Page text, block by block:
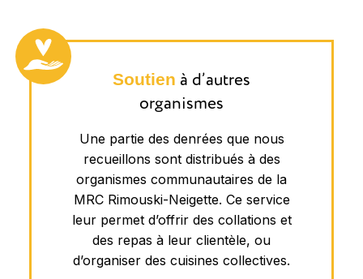
Soutien à d’autres
organismes
Une partie des denrées que nous
recueillons sont distribués à des
organismes communautaires de la
MRC Rimouski-Neigette. Ce service
leur permet d’offrir des collations et
des repas à leur clientèle, ou
d’organiser des cuisines collectives.